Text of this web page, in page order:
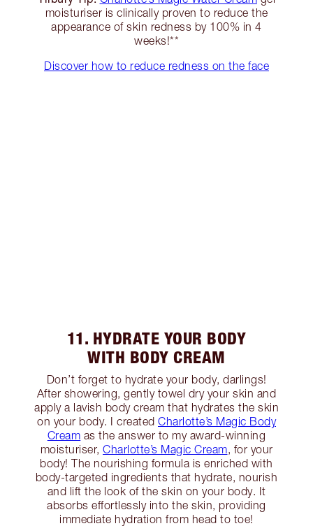
moisturiser is clinically proven to reduce the
appearance of skin redness by 100% in 4
weeks!**
Discover how to reduce redness on the face
11. HYDRATE YOUR BODY
WITH BODY CREAM
Don’t forget to hydrate your body, darlings!
After showering, gently towel dry your skin and
apply a lavish body cream that hydrates the skin
on your body. I created Charlotte’s Magic Body
Cream as the answer to my award-winning
moisturiser, Charlotte’s Magic Cream, for your
body! The nourishing formula is enriched with
body-targeted ingredients that hydrate, nourish
and lift the look of the skin on your body. It
absorbs effortlessly into the skin, providing
immediate hydration from head to toe!